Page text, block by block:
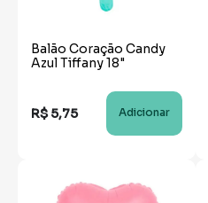
Balão Coração Candy
Azul Tiffany 18"
R$ 5,75 Adicionar